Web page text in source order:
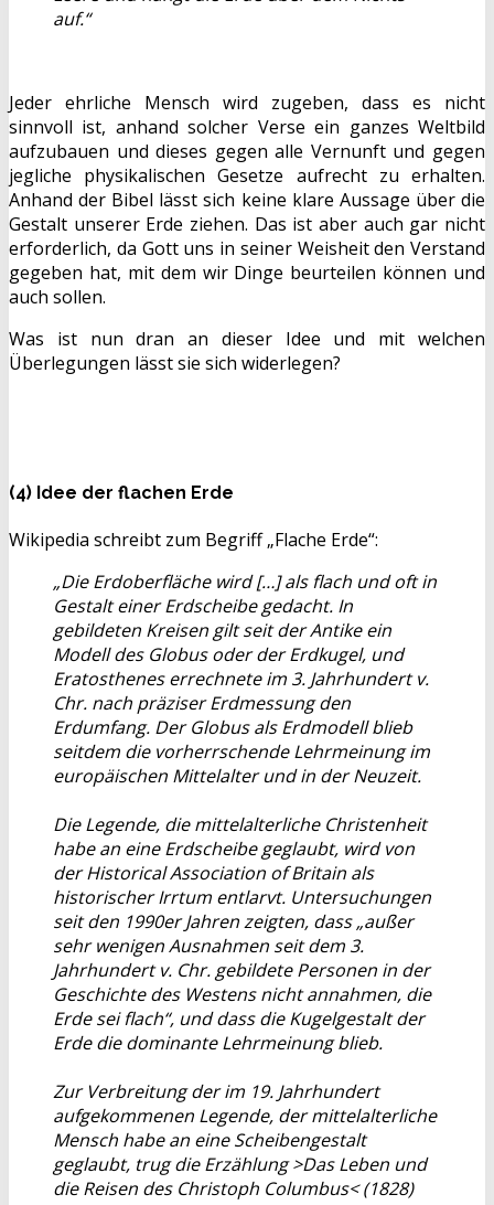
auf.“
Jeder ehrliche Mensch wird zugeben, dass es nicht
sinnvoll ist, anhand solcher Verse ein ganzes Weltbild
aufzubauen und dieses gegen alle Vernunft und gegen
jegliche physikalischen Gesetze aufrecht zu erhalten.
Anhand der Bibel lässt sich keine klare Aussage über die
Gestalt unserer Erde ziehen. Das ist aber auch gar nicht
erforderlich, da Gott uns in seiner Weisheit den Verstand
gegeben hat, mit dem wir Dinge beurteilen können und
auch sollen.
Was ist nun dran an dieser Idee und mit welchen
Überlegungen lässt sie sich widerlegen?
(4) Idee der flachen Erde
Wikipedia schreibt zum Begriff „Flache Erde“:
„Die Erdoberfläche wird […] als flach und oft in
Gestalt einer Erdscheibe gedacht. In
gebildeten Kreisen gilt seit der Antike ein
Modell des Globus oder der Erdkugel, und
Eratosthenes errechnete im 3. Jahrhundert v.
Chr. nach präziser Erdmessung den
Erdumfang. Der Globus als Erdmodell blieb
seitdem die vorherrschende Lehrmeinung im
europäischen Mittelalter und in der Neuzeit.
Die Legende, die mittelalterliche Christenheit
habe an eine Erdscheibe geglaubt, wird von
der Historical Association of Britain als
historischer Irrtum entlarvt. Untersuchungen
seit den 1990er Jahren zeigten, dass „außer
sehr wenigen Ausnahmen seit dem 3.
Jahrhundert v. Chr. gebildete Personen in der
Geschichte des Westens nicht annahmen, die
Erde sei flach“, und dass die Kugelgestalt der
Erde die dominante Lehrmeinung blieb.
Zur Verbreitung der im 19. Jahrhundert
aufgekommenen Legende, der mittelalterliche
Mensch habe an eine Scheibengestalt
geglaubt, trug die Erzählung >Das Leben und
die Reisen des Christoph Columbus< (1828)